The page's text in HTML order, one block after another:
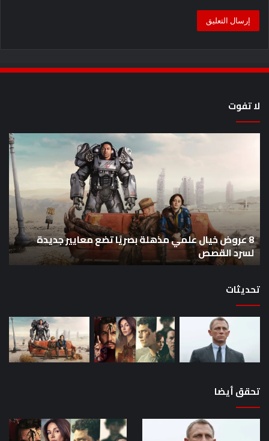
لا تفوت
مذهلة
بصريًا
معايير
جديدة
لسرد
القصص
8 عروض خيال علمي مذهلة بصريًا تضع معايير جديدة
لسرد القصص
تحديثات
تحقق أيضا